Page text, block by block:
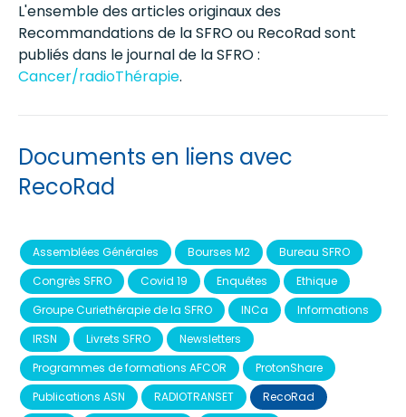
L'ensemble des articles originaux des
Recommandations de la SFRO ou RecoRad sont
publiés dans le journal de la SFRO :
Cancer/radioThérapie.
Documents en liens avec
RecoRad
Assemblées Générales Bourses M2
Bureau SFRO
Congrès SFRO
Covid 19 Enquêtes
Ethique
Groupe Curiethérapie de la SFRO
INCa
Informations
IRSN
Livrets SFRO
Newsletters
Programmes de formations AFCOR
ProtonShare
Publications ASN
RADIOTRANSET
RecoRad